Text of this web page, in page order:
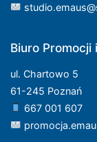
Biuro Promocji
ul. Chartowo 5
61-245 Poznań
667 001 607